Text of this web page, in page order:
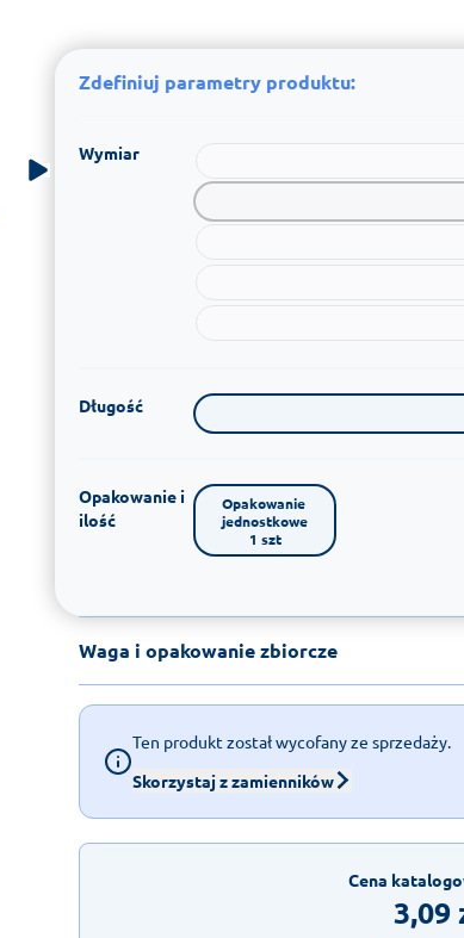
Zdefiniuj parametry produktu:
Wymiar
Długość
Opakowanie i
ilość
Opakowanie
jednostkowe
1 szt
Waga i opakowanie zbiorcze
Ten produkt został wycofany ze sprzedaży.
Skorzystaj z zamienników
Cena
3,09